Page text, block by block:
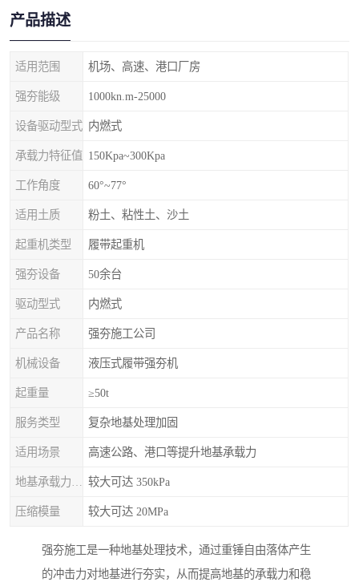
产品描述
适用范围 机场、高速、港口厂房
强夯能级 1000kn.m-25000
设备驱动型式 内燃式
承载力特征值 150Kpa~300Kpa
工作角度 60°~77°
适用土质 粉土、粘性土、沙土
起重机类型 履带起重机
强夯设备 50余台
驱动型式 内燃式
产品名称 强夯施工公司
机械设备 液压式履带强夯机
起重量 ≥50t
服务类型 复杂地基处理加固
适用场景 高速公路、港口等提升地基承载力
较大可达 350kPa
压缩模量 较大可达 20MPa
强夯施工是一种地基处理技术，通过重锤自由落体产生
的冲击力对地基进行夯实，从而提高地基的承载力和稳